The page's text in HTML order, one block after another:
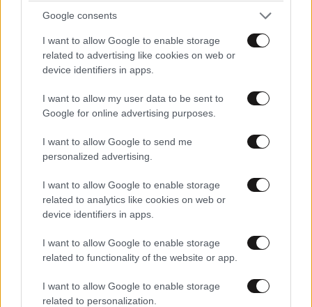
Google consents
I want to allow Google to enable storage
related to advertising like cookies on web or
device identifiers in apps.
I want to allow my user data to be sent to
Google for online advertising purposes.
I want to allow Google to send me
personalized advertising.
I want to allow Google to enable storage
related to analytics like cookies on web or
device identifiers in apps.
I want to allow Google to enable storage
related to functionality of the website or app.
I want to allow Google to enable storage
related to personalization.
ΑΘΛΗΤΙΚΑ07·08·2026 21:30
Ακυρώνει δύο συμβόλαια ο Λαρεντζάκης και
υπογράφει σε ελληνική ομάδα-έκπληξη!